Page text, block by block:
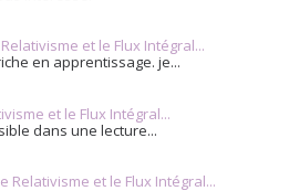
et le Flux Intégral...
en apprentissage. je...
et le Flux Intégral...
dans une lecture...
Relativisme et le Flux Intégral...